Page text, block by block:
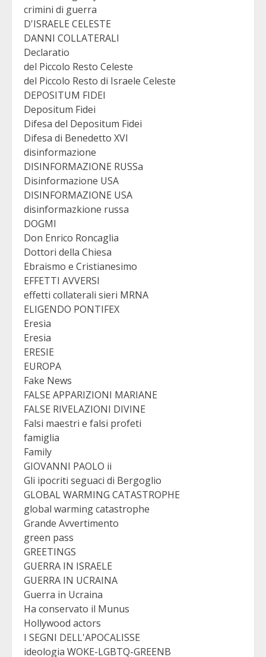
crimini di guerra
D'ISRAELE CELESTE
DANNI COLLATERALI
Declaratio
del Piccolo Resto Celeste
del Piccolo Resto di Israele Celeste
DEPOSITUM FIDEI
Depositum Fidei
Difesa del Depositum Fidei
Difesa di Benedetto XVI
disinformazione
DISINFORMAZIONE RUSSa
Disinformazione USA
DISINFORMAZIONE USA
disinformazkione russa
DOGMI
Don Enrico Roncaglia
Dottori della Chiesa
Ebraismo e Cristianesimo
EFFETTI AVVERSI
effetti collaterali sieri MRNA
ELIGENDO PONTIFEX
Eresia
Eresia
ERESIE
EUROPA
Fake News
FALSE APPARIZIONI MARIANE
FALSE RIVELAZIONI DIVINE
Falsi maestri e falsi profeti
famiglia
Family
GIOVANNI PAOLO ii
Gli ipocriti seguaci di Bergoglio
GLOBAL WARMING CATASTROPHE
global warming catastrophe
Grande Avvertimento
green pass
GREETINGS
GUERRA IN ISRAELE
GUERRA IN UCRAINA
Guerra in Ucraina
Ha conservato il Munus
Hollywood actors
I SEGNI DELL'APOCALISSE
ideologia WOKE-LGBTQ-GREENB